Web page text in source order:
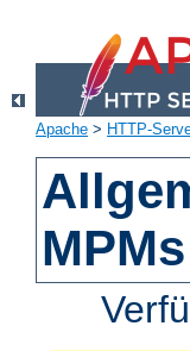
Apache > HTTP-
MPMs